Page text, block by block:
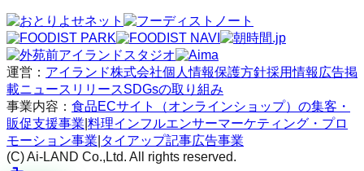
運営： アイランド株式会社個人情報保護方針採用情報 広告掲
載ニュースリリースSDGsの取り組み
事業内容： 食品ECサイト（オンラインショップ）の集客・
販促支援事業 料理インフルエンサーマーケティング・プロ
モーション事業 タイアップ記事広告事業
(C) Ai-LAND Co.,Ltd. All rights reserved.